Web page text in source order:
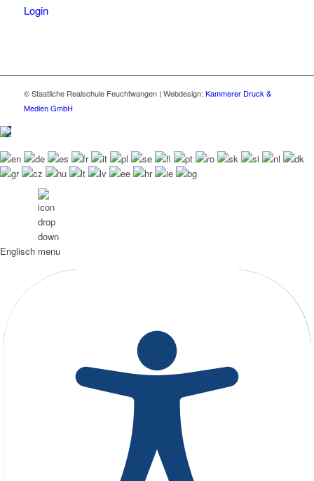
Login
© Staatliche Realschule Feuchtwangen | Webdesign: Kammerer Druck &
Medien GmbH
Englisch